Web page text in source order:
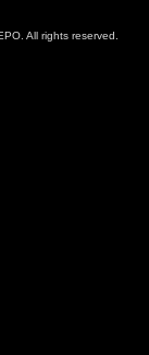
All rights reserved.